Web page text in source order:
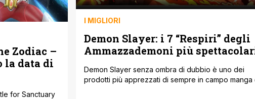
Zodiac –
la data di
for Sanctuary
I MIGLIORI
Demon Slayer: i 7 “Respiri” degli
Ammazzademoni più
Demon Slayer senza ombra di dubbio è uno dei
prodotti più apprezzati di sempre in campo manga